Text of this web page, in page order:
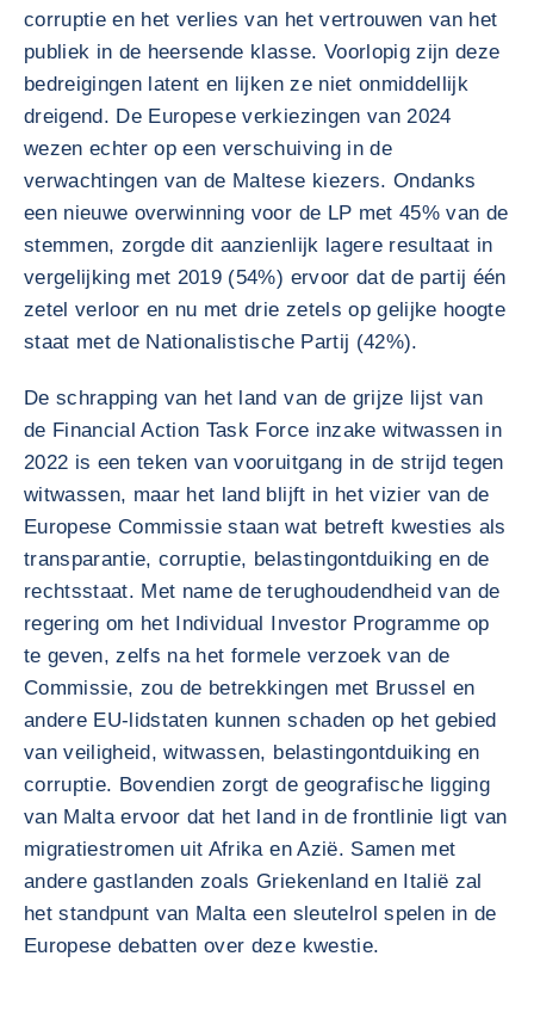
corruptie en het verlies van het vertrouwen van het
publiek in de heersende klasse. Voorlopig zijn deze
bedreigingen latent en lijken ze niet onmiddellijk
dreigend. De Europese verkiezingen van 2024
wezen echter op een verschuiving in de
verwachtingen van de Maltese kiezers. Ondanks
een nieuwe overwinning voor de LP met 45% van de
stemmen, zorgde dit aanzienlijk lagere resultaat in
vergelijking met 2019 (54%) ervoor dat de partij één
zetel verloor en nu met drie zetels op gelijke hoogte
staat met de Nationalistische Partij (42%).
De schrapping van het land van de grijze lijst van
de Financial Action Task Force inzake witwassen in
2022 is een teken van vooruitgang in de strijd tegen
witwassen, maar het land blijft in het vizier van de
Europese Commissie staan wat betreft kwesties als
transparantie, corruptie, belastingontduiking en de
rechtsstaat. Met name de terughoudendheid van de
regering om het Individual Investor Programme op
te geven, zelfs na het formele verzoek van de
Commissie, zou de betrekkingen met Brussel en
andere EU-lidstaten kunnen schaden op het gebied
van veiligheid, witwassen, belastingontduiking en
corruptie. Bovendien zorgt de geografische ligging
van Malta ervoor dat het land in de frontlinie ligt van
migratiestromen uit Afrika en Azië. Samen met
andere gastlanden zoals Griekenland en Italië zal
het standpunt van Malta een sleutelrol spelen in de
Europese debatten over deze kwestie.